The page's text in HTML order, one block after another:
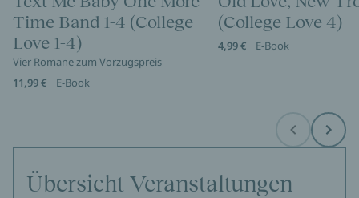
Time Band 1-4 (College
Love 1-4)
Vier Romane zum Vorzugspreis
11,99 €
E-Book
(College Love 4)
4,99 € E-Book
Before Next
Übersicht Veranstaltungen